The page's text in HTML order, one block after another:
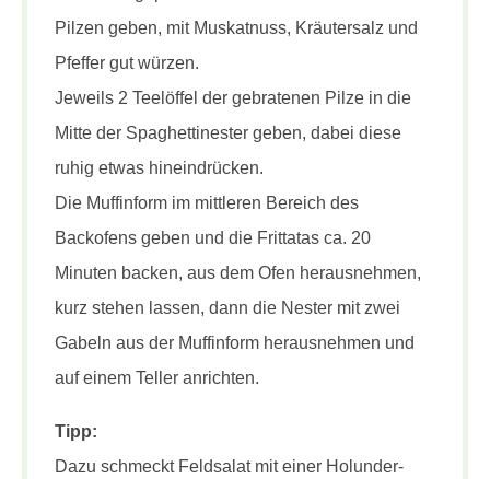
Pilzen geben, mit Muskatnuss, Kräutersalz und
Pfeffer gut würzen.
Jeweils 2 Teelöffel der gebratenen Pilze in die
Mitte der Spaghettinester geben, dabei diese
ruhig etwas hineindrücken.
Die Muffinform im mittleren Bereich des
Backofens geben und die Frittatas ca. 20
Minuten backen, aus dem Ofen herausnehmen,
kurz stehen lassen, dann die Nester mit zwei
Gabeln aus der Muffinform herausnehmen und
auf einem Teller anrichten.
Tipp:
Dazu schmeckt Feldsalat mit einer Holunder-